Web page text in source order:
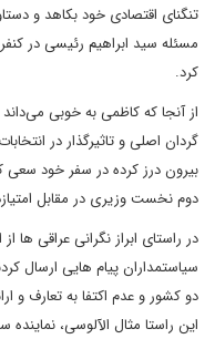
تنگنای اقتصادی خود بکاهد و
مسئله سید ابراهیم رئیسی در
کرد.
از آنجا که کاظمی به خوبی
گردان اصلی و تاثیرگذار در
بیرون درز کرده در سفر خود سعی
دوم نخست وزیری در مقابل
در راستای ابراز نگرانی عراقی ها
سیاستمداران پیام هایی ارسال
دو کشور و عدم اکتفا به تعارف و
این راستا مثال الآلوسی، نماینده